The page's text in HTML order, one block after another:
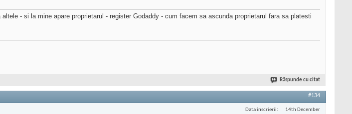
- si la mine apare proprietarul - register Godaddy - cum facem sa ascunda proprietarul fara sa platesti
Răspunde cu citat
#134
Data înscrierii
14th December